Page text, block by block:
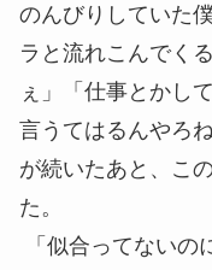
のんびりしていた僕
ラと流れこんでく
ぇ」「仕事とかし
言うてはるんやろ
が続いたあと、こ
た。
「似合ってないの